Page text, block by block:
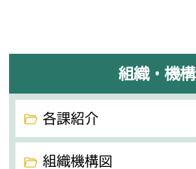
組織・機構
各課紹介
組織機構図